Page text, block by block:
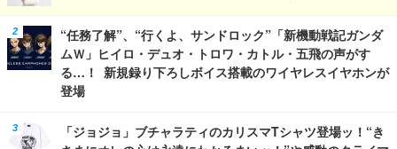
“任務了解”、“行くよ、サンドロック”「新機動戦記ガンダ
ムＷ」ヒイロ・デュオ・トロワ・カトル・五飛の声がす
る…！ 新規録り下ろしボイス搭載のワイヤレスイヤホンが
登場
「ジョジョ」ブチャラティのカリスマTシャツ登場ッ！“き